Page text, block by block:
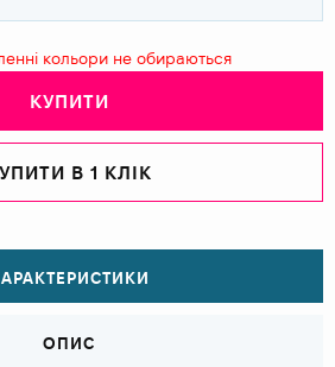
кольори не обираються
КУПИТИ
В 1 КЛІК
ОПИС